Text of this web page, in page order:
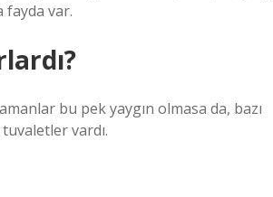
fayda var.
bu pek yaygın olmasa da, bazı
vardı.